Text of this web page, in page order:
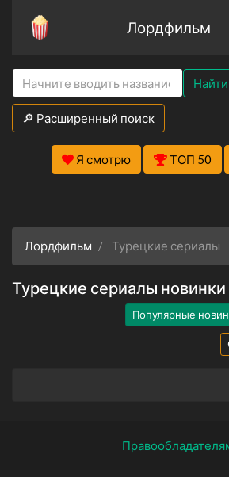
Лордфильм
Найти
🔎 Расширенный поиск
Я смотрю ТОП 50
Лордфильм Турецкие сериалы
Турецкие сериалы новинки
Популярные